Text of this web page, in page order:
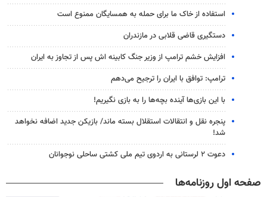
استفاده از خاک ما برای حمله به همسایگان ممنوع است
دستگیری قاضی قلابی در مازندران
افزایش خشم ترامپ از وزیر جنگ کابینه اش پس از تجاوز به ایران
ترامپ: توافق با ایران را ترجیح می‌دهم
با این بازی‌ها آینده بچه‌ها را به بازی نگیریم!
پنجره‌ نقل و انتقالات استقلال بسته ماند/ بازیکن جدید اضافه نخواهد
شد!
دعوت ۲ لرستانی به اردوی تیم ملی کشتی ساحلی نوجوانان
صفحه اول روزنامه‌ها